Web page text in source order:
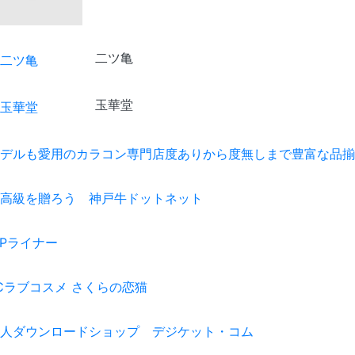
二ツ亀
玉華堂
ルも愛用のカラコン専門店度ありから度無しまで豊富な品
級を贈ろう 神戸牛ドットネット
ライナー
ラブコスメ さくらの恋猫
ダウンロードショップ デジケット・コム